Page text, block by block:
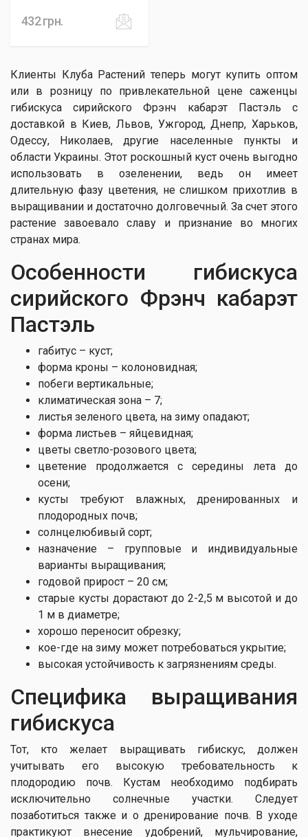
432грн.
Клиенты Клуба Растений теперь могут купить оптом
или в розницу по привлекательной цене саженцы
гибискуса сирийского Фрэнч кабарэт Пастэль с
доставкой в Киев, Львов, Ужгород, Днепр, Харьков,
Одессу, Николаев, другие населенные пункты и
области Украины. Этот роскошный куст очень выгодно
использовать в озеленении, ведь он имеет
длительную фазу цветения, не слишком прихотлив в
выращивании и достаточно долговечный. За счет этого
растение завоевало славу и признание во многих
странах мира.
Особенности гибискуса
сирийского Фрэнч кабарэт
Пастэль
габитус – куст;
форма кроны – колоновидная;
побеги вертикальные;
климатическая зона – 7;
листья зеленого цвета, на зиму опадают;
форма листьев – яйцевидная;
цветы светло-розового цвета;
цветение продолжается с середины лета до
осени;
кусты требуют влажных, дренированных и
плодородных почв;
солнцелюбивый сорт;
назначение – групповые и индивидуальные
варианты выращивания;
годовой прирост – 20 см;
старые кусты дорастают до 2-2,5 м высотой и до
1 м в диаметре;
хорошо переносит обрезку;
кое-где на зиму может потребоваться укрытие;
высокая устойчивость к загрязнениям среды.
Специфика выращивания
гибискуса
Тот, кто желает выращивать гибискус, должен
учитывать его высокую требовательность к
плодородию почв. Кустам необходимо подбирать
исключительно солнечные участки. Следует
позаботиться также и о дренирование почв. В уходе
практикуют внесение удобрений, мульчирование,